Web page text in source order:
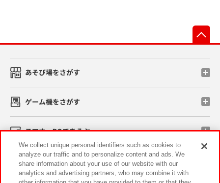
あそび場をさがす
ゲーム機をさがす
スマホ・PCであそぶ
イベント・キャンペーン
We collect unique personal identifiers such as cookies to
analyze our traffic and to personalize content and ads. We
share information about your use of our website with our
analytics and advertising partners, who may combine it with